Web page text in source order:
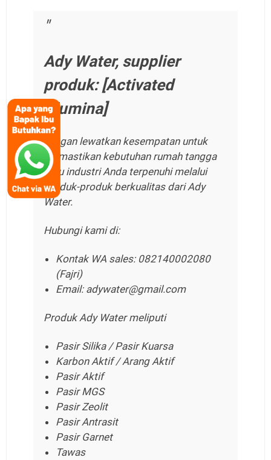
Ady Water, supplier
produk: [Activated
Alumina]
Jangan lewatkan kesempatan untuk
memastikan kebutuhan rumah tangga
atau industri Anda terpenuhi melalui
produk-produk berkualitas dari Ady
Water.
Hubungi kami di:
Kontak WA sales: 082140002080
(Fajri)
Email: adywater@gmail.com
Produk Ady Water meliputi
Pasir Silika / Pasir Kuarsa
Karbon Aktif / Arang Aktif
Pasir Aktif
Pasir MGS
Pasir Zeolit
Pasir Antrasit
Pasir Garnet
Tawas